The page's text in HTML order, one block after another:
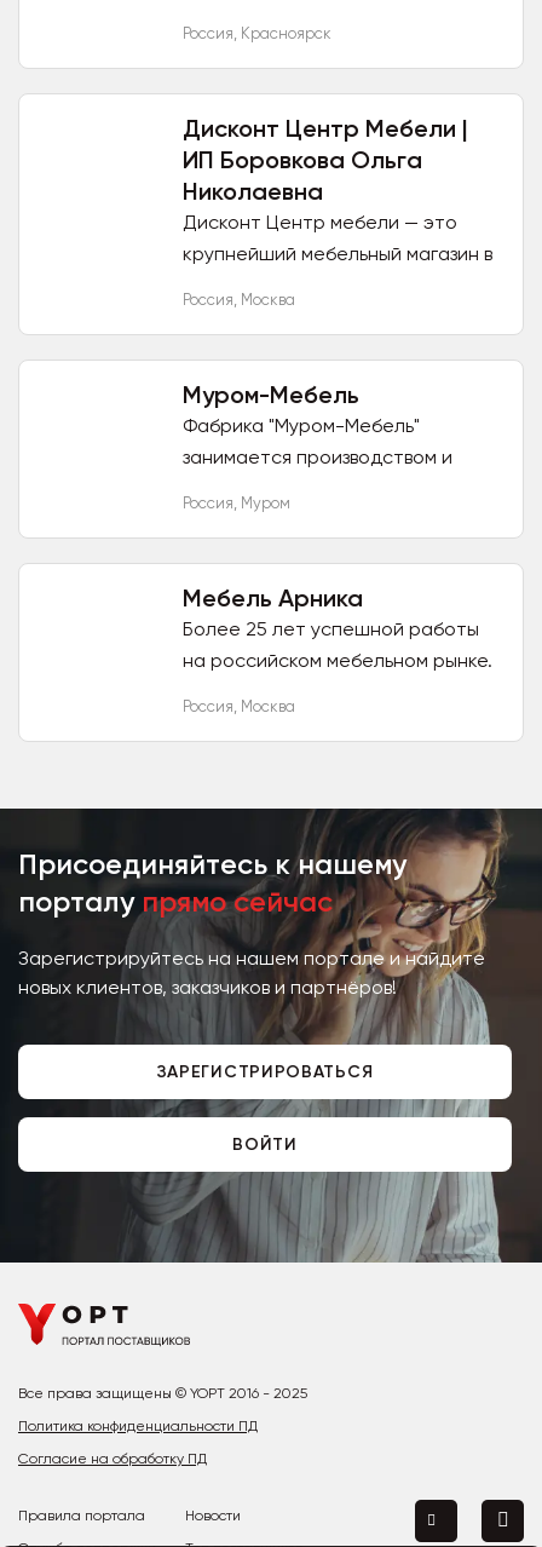
работаем на мебельном рынке.
Россия, Красноярск
Дисконт Центр Мебели |
ИП Боровкова Ольга
Николаевна
Дисконт Центр мебели — это
крупнейший мебельный магазин в
позволит вам создать...
Россия, Москва
Муром-Мебель
Фабрика "Муром-Мебель"
занимается производством и
дерева. Располагает
магазинами и точками продаж в...
Россия, Муром
Мебель Арника
Более 25 лет успешной работы
на российском мебельном рынке.
Россия, Москва
Присоединяйтесь к нашему
порталу прямо сейчас
Зарегистрируйтесь на нашем портале и найдите
новых клиентов, заказчиков и партнёров!
ЗАРЕГИСТРИРОВАТЬСЯ
ВОЙТИ
Все права защищены © YOPT 2016 - 2025
Политика конфиденциальности ПД
Согласие на обработку ПД
Правила портала
Новости